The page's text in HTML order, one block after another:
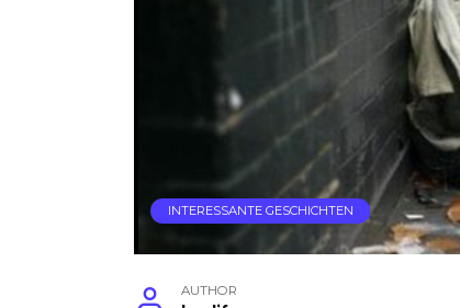
INTERESSANTE GESCHICHTEN
AUTHOR